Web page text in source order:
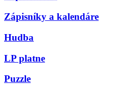
Zápisníky a kalendáre
Hudba
LP platne
Puzzle